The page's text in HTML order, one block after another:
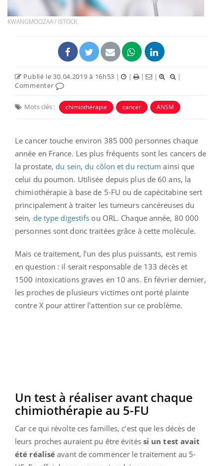
KWANGMOOZAA / ISTOCK
Publié le 30.04.2019 à 16h53 | | | |
|
Commenter
Mots clés : chimiothérapie cancer ANSM
Le cancer touche environ 385 000 personnes chaque
année en France. Les plus fréquents sont les cancers de
la prostate, du sein, du côlon et du rectum ainsi que
celui du poumon. Utilisée depuis plus de 60 ans, la
chimiothérapie à base de 5-FU ou de capécitabine sert
principalement à traiter les tumeurs cancéreuses du
sein, de type digestifs ou ORL. Chaque année, 80 000
personnes sont donc traitées grâce à cette molécule.
Mais ce traitement, l’un des plus puissants, est remis
en question : il serait responsable de 133 décès et
1500 intoxications graves en 10 ans. En février dernier,
les proches de plusieurs victimes ont porté plainte
contre X pour attirer l'attention sur ce problème.
Un test à réaliser avant chaque
chimiothérapie au 5-FU
Car ce qui révolte ces familles, c’est que les décès de
leurs proches auraient pu être évités si un test avait
été réalisé avant de commencer le traitement au 5-